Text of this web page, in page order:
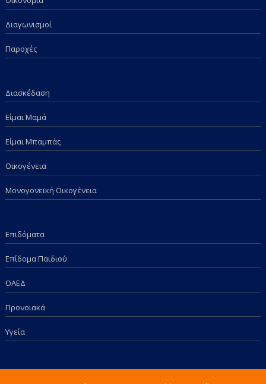
Διαγωνισμοί
Παροχές
Διασκέδαση
Είμαι Μαμά
Είμαι Μπαμπάς
Οικογένεια
Μονογονεϊκή Οικογένεια
Επιδόματα
Επίδομα Παιδιού
ΟΑΕΔ
Προνοιακά
Υγεία